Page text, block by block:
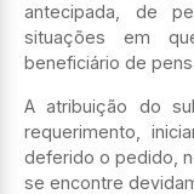
antecipada, de
situações em
beneficiário de
A atribuição do
requerimento,
deferido o pedido,
se encontre